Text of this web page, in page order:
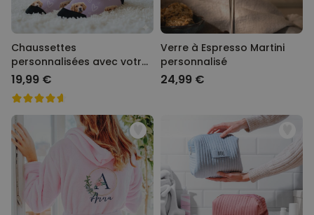
Chaussettes
personnalisées avec votre
animal de compagnie
19,99 €
Verre à Espresso Martini
personnalisé
24,99 €